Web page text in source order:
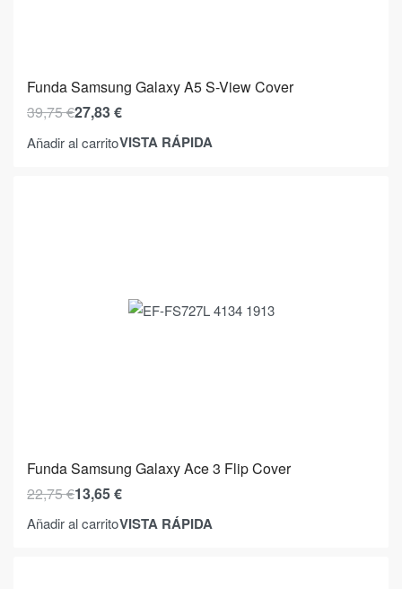
Funda Samsung Galaxy A5 S-View Cover
39,75€27,83€
Añadir al carritoVISTA RÁPIDA
Funda Samsung Galaxy Ace 3 Flip Cover
22,75€13,65€
Añadir al carritoVISTA RÁPIDA